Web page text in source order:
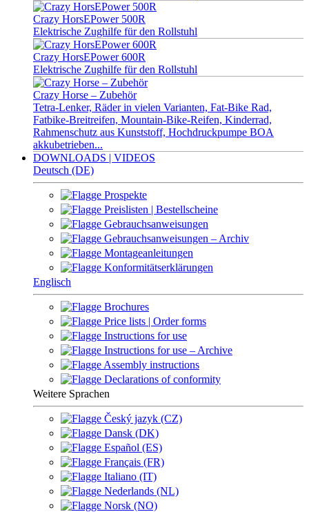
Crazy HorsEPower 500R
Elektrische Zughilfe für den Rollstuhl
Crazy HorsEPower 600R
Elektrische Zughilfe für den Rollstuhl
Crazy Horse – Zubehör
Tetra-Lenker, Räder in vielen Varianten, Fat-Bike Rad,
Fatbike-Breitreifen, Mountain-Bike-Reifen, Kinderrad,
Rahmenschutz aus Kunststoff, Hochdruckpumpe BOA
akkubetrieben...
DOWNLOADS | VIDEOS
Deutsch (DE)
Prospekte
Preislisten | Bestellscheine
Gebrauchsanweisungen
Gebrauchsanweisungen – Archiv
Montageanleitungen
Konformitätserklärungen
Englisch
Brochures
Price lists | Order forms
Instructions for use
Instructions for use – Archive
Assembly instructions
Declarations of conformity
Weitere Sprachen
Český jazyk (CZ)
Dansk (DK)
Español (ES)
Français (FR)
Italiano (IT)
Nederlands (NL)
Norsk (NO)